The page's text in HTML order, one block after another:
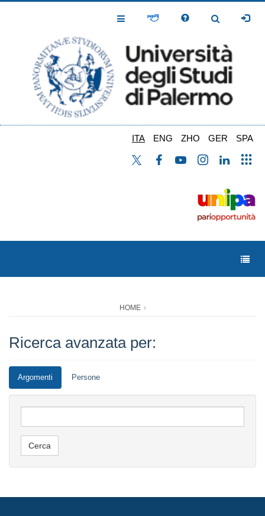
Toggle
Toggle
ITA ENG ZHO GER SPA
HOME
Ricerca avanzata per:
Argomenti Persone